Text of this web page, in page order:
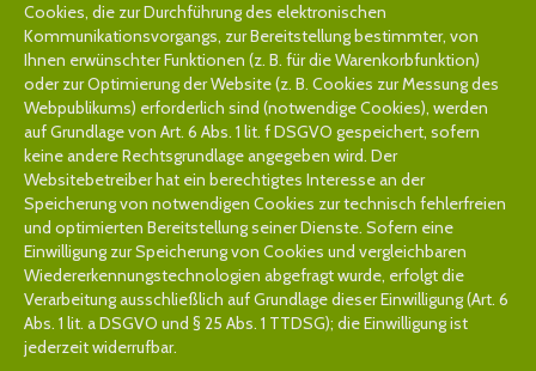
Cookies, die zur Durchführung des elektronischen
Kommunikationsvorgangs, zur Bereitstellung bestimmter, von
Ihnen erwünschter Funktionen (z. B. für die Warenkorbfunktion)
oder zur Optimierung der Website (z. B. Cookies zur Messung des
Webpublikums) erforderlich sind (notwendige Cookies), werden
auf Grundlage von Art. 6 Abs. 1 lit. f DSGVO gespeichert, sofern
keine andere Rechtsgrundlage angegeben wird. Der
Websitebetreiber hat ein berechtigtes Interesse an der
Speicherung von notwendigen Cookies zur technisch fehlerfreien
und optimierten Bereitstellung seiner Dienste. Sofern eine
Einwilligung zur Speicherung von Cookies und vergleichbaren
Wiedererkennungstechnologien abgefragt wurde, erfolgt die
Verarbeitung ausschließlich auf Grundlage dieser Einwilligung (Art. 6
Abs. 1 lit. a DSGVO und § 25 Abs. 1 TTDSG); die Einwilligung ist
jederzeit widerrufbar.